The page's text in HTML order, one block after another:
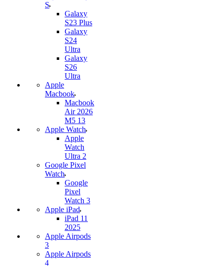
S
Galaxy
S23 Plus
Galaxy
S24
Ultra
Galaxy
S26
Ultra
Apple
Macbook
Macbook
Air 2026
M5 13
Apple Watch
Apple
Watch
Ultra 2
Google Pixel
Watch
Google
Pixel
Watch 3
Apple iPad
iPad 11
2025
Apple Airpods
3
Apple Airpods
4